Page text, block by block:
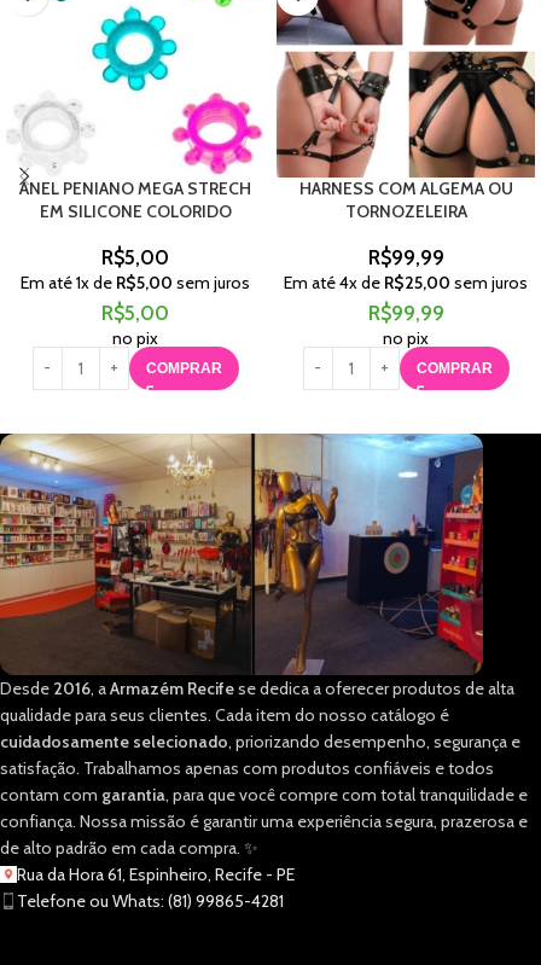
ANEL PENIANO MEGA STRECH
EM SILICONE COLORIDO
R$5,00
Em até1x de R$5,00 sem juros
R$5,00
no pix
COMPRAR
HARNESS COM ALGEMA OU
TORNOZELEIRA
R$99,99
Em até4x de R$25,00 sem juros
R$99,99
no pix
COMPRAR
Desde 2016, aArmazém Recifese dedica a oferecer produtos de alta
qualidade para seus clientes. Cada item do nosso catálogo é
cuidadosamente selecionado, priorizando desempenho, segurança e
satisfação. Trabalhamos apenas com produtos confiáveis e todos
contam com garantia, para que você compre com total tranquilidade e
confiança. Nossa missão é garantir uma experiência segura, prazerosa e
de alto padrão em cada compra. ✨
Rua da Hora 61, Espinheiro, Recife - PE
Telefone ou Whats: (81) 99865-4281